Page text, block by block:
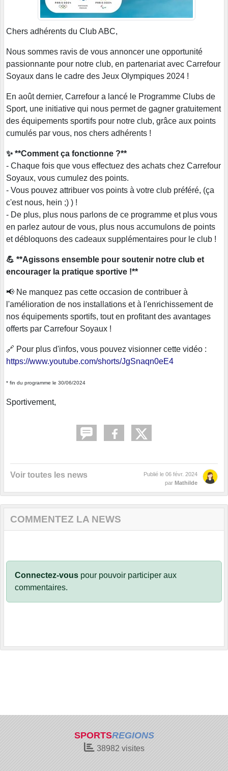
Chers adhérents du Club ABC,
Nous sommes ravis de vous annoncer une opportunité
passionnante pour notre club, en partenariat avec Carrefour
Soyaux dans le cadre des Jeux Olympiques 2024 !
En août dernier, Carrefour a lancé le Programme Clubs de
Sport, une initiative qui nous permet de gagner gratuitement
des équipements sportifs pour notre club, grâce aux points
cumulés par vous, nos chers adhérents !
✨ **Comment ça fonctionne ?**
- Chaque fois que vous effectuez des achats chez Carrefour
Soyaux, vous cumulez des points.
- Vous pouvez attribuer vos points à votre club préféré, (ça
c'est nous, hein ;) ) !
- De plus, plus nous parlons de ce programme et plus vous
en parlez autour de vous, plus nous accumulons de points
et débloquons des cadeaux supplémentaires pour le club !
💪 **Agissons ensemble pour soutenir notre club et
encourager la pratique sportive !**
📢 Ne manquez pas cette occasion de contribuer à
l'amélioration de nos installations et à l'enrichissement de
nos équipements sportifs, tout en profitant des avantages
offerts par Carrefour Soyaux !
🔗 Pour plus d'infos, vous pouvez visionner cette vidéo :
https://www.youtube.com/shorts/JgSnaqn0eE4
* fin du programme le 30/06/2024
Sportivement,
Voir toutes les news Publié le 06 févr. 2024
par Mathilde
COMMENTEZ LA NEWS
Connectez-vous pour pouvoir participer aux
commentaires.
SPORTSREGIONS
38982 visites